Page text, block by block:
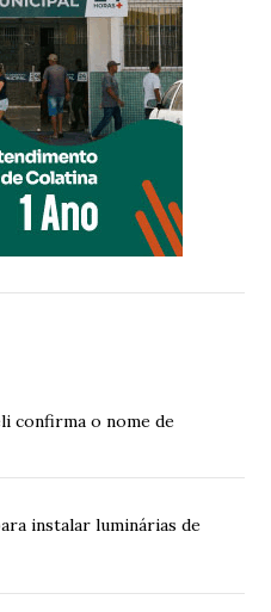
confirma o nome de
instalar luminárias de